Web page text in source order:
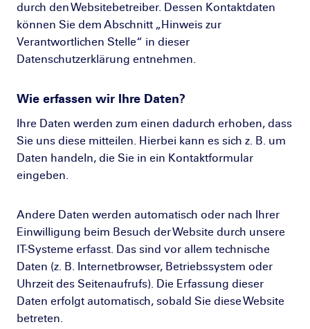
durch den Websitebetreiber. Dessen Kontaktdaten
können Sie dem Abschnitt „Hinweis zur
Verantwortlichen Stelle“ in dieser
Datenschutzerklärung entnehmen.
Wie erfassen wir Ihre Daten?
Ihre Daten werden zum einen dadurch erhoben, dass
Sie uns diese mitteilen. Hierbei kann es sich z. B. um
Daten handeln, die Sie in ein Kontaktformular
eingeben.
Andere Daten werden automatisch oder nach Ihrer
Einwilligung beim Besuch der Website durch unsere
IT-Systeme erfasst. Das sind vor allem technische
Daten (z. B. Internetbrowser, Betriebssystem oder
Uhrzeit des Seitenaufrufs). Die Erfassung dieser
Daten erfolgt automatisch, sobald Sie diese Website
betreten.